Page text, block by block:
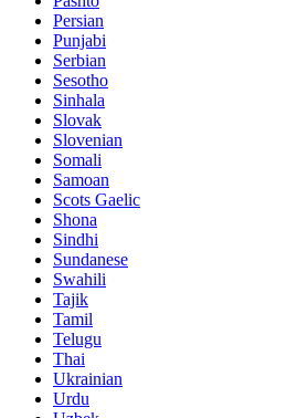
Persian
Punjabi
Serbian
Sesotho
Sinhala
Slovak
Slovenian
Somali
Samoan
Scots Gaelic
Shona
Sindhi
Sundanese
Swahili
Tajik
Tamil
Telugu
Thai
Ukrainian
Urdu